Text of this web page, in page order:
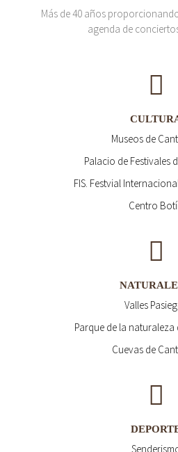
Más de 40 años
agenda de
Museos de
Palacio de Festivales
FIS. Festvial
Centro
Valles
Parque de la
Cuevas de